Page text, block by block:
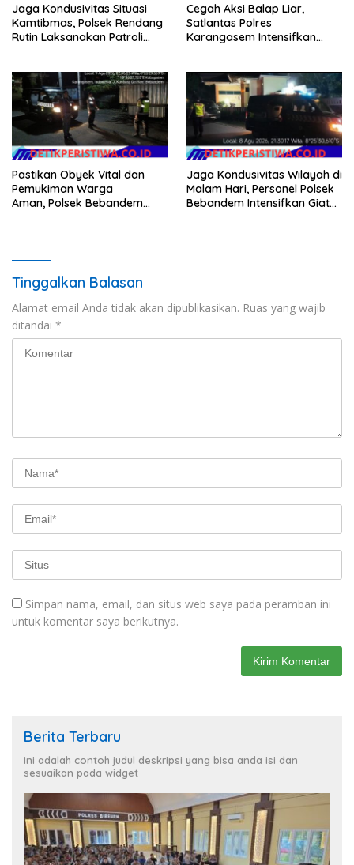
Jaga Kondusivitas Situasi
Kamtibmas, Polsek Rendang
Rutin Laksanakan Patroli
Cegah Aksi Balap Liar,
Satlantas Polres
Karangasem Intensifkan
Pastikan Obyek Vital dan
Pemukiman Warga
Aman, Polsek Bebandem
Jaga Kondusivitas Wilayah di
Malam Hari, Personel Polsek
Bebandem Intensifkan Giat
Tinggalkan Balasan
Alamat email Anda tidak akan dipublikasikan. Ruas yang wajib
ditandai *
Simpan nama, email, dan situs web saya pada peramban ini
untuk komentar saya berikutnya.
Berita Terbaru
Ini adalah contoh judul deskripsi yang bisa anda isi dan
sesuaikan pada widget